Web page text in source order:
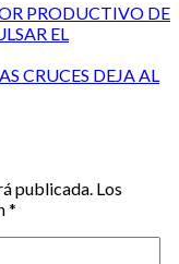
PRODUCTIVO DE
EL
CRUCES DEJA AL
publicada. Los
*